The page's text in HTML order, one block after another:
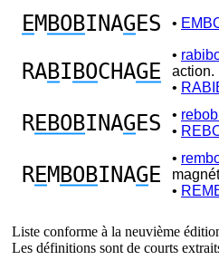
EM BOBINAGES •
RABI BOCHAGE
•
action.
•
REBOBINAGES •
•
REM BOBINAGE
•
•
Liste conforme à la neuvième
Les définitions sont de courts